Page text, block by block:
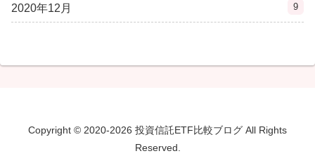
2020年12月 9
Copyright © 2020-2026 投資信託ETF比較ブログ All Rights
Reserved.